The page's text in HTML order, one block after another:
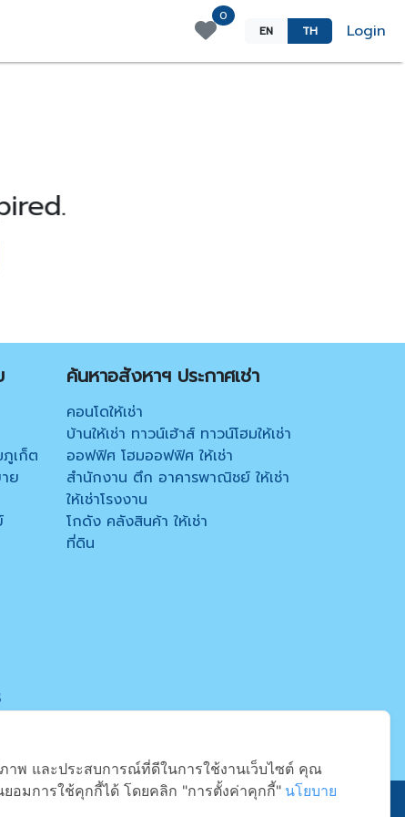
0
EN
TH Login
เก็ต
ย
ค้นหาอสังหาฯ ประกาศเช่า
คอนโดให้เช่า
บ้านให้เช่า ทาวน์เฮ้าส์ ทาวน์โฮมให้เช่า
ออฟฟิศ โฮมออฟฟิศ ให้เช่า
สำนักงาน ตึก อาคารพาณิชย์ ให้เช่า
ให้เช่าโรงงาน
โกดัง คลังสินค้า ให้เช่า
ที่ดิน
กลงการใช้บริการ Follow Us Line Official
าพ และประสบการณ์ที่ดีในการใช้งานเว็บไซต์ คุณ
อมการใช้คุกกี้ได้ โดยคลิก "การตั้งค่าคุกกี้" นโยบาย